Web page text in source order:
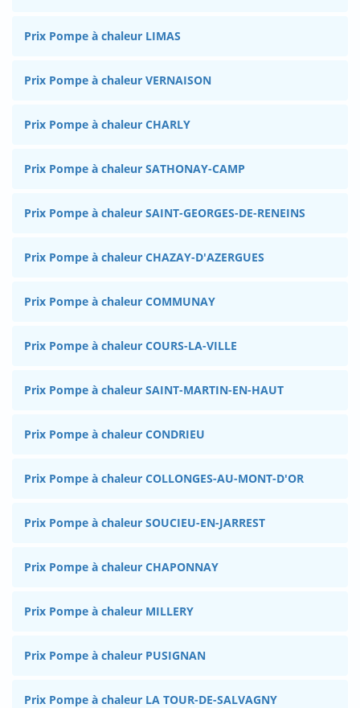
Prix Pompe à chaleur LIMAS
Prix Pompe à chaleur VERNAISON
Prix Pompe à chaleur CHARLY
Prix Pompe à chaleur SATHONAY-CAMP
Prix Pompe à chaleur SAINT-GEORGES-DE-RENEINS
Prix Pompe à chaleur CHAZAY-D'AZERGUES
Prix Pompe à chaleur COMMUNAY
Prix Pompe à chaleur COURS-LA-VILLE
Prix Pompe à chaleur SAINT-MARTIN-EN-HAUT
Prix Pompe à chaleur CONDRIEU
Prix Pompe à chaleur COLLONGES-AU-MONT-D'OR
Prix Pompe à chaleur SOUCIEU-EN-JARREST
Prix Pompe à chaleur CHAPONNAY
Prix Pompe à chaleur MILLERY
Prix Pompe à chaleur PUSIGNAN
Prix Pompe à chaleur LA TOUR-DE-SALVAGNY